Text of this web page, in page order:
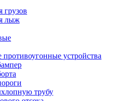
грузов
лыж
устройства
трубу